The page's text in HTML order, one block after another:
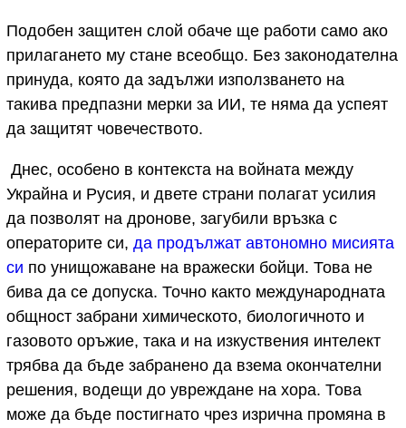
Подобен защитен слой обаче ще работи само ако
прилагането му стане всеобщо. Без законодателна
принуда, която да задължи използването на
такива предпазни мерки за ИИ, те няма да успеят
да защитят човечеството.
Днес, особено в контекста на войната между
Украйна и Русия, и двете страни полагат усилия
да позволят на дронове, загубили връзка с
операторите си, да продължат автономно мисията
си по унищожаване на вражески бойци. Това не
бива да се допуска. Точно както международната
общност забрани химическото, биологичното и
газовото оръжие, така и на изкуствения интелект
трябва да бъде забранено да взема окончателни
решения, водещи до увреждане на хора. Това
може да бъде постигнато чрез изрична промяна в